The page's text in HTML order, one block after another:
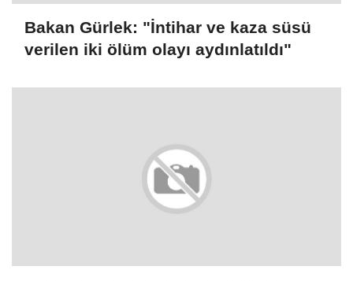
Bakan Gürlek: "İntihar ve kaza süsü
verilen iki ölüm olayı aydınlatıldı"